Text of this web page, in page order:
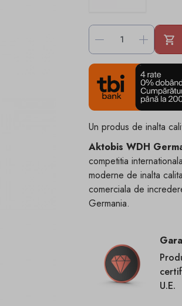
- +
Un produs de inalta
Aktobis WDH
competitia
moderne de inalta
comerciala de
Germania.
U.E.